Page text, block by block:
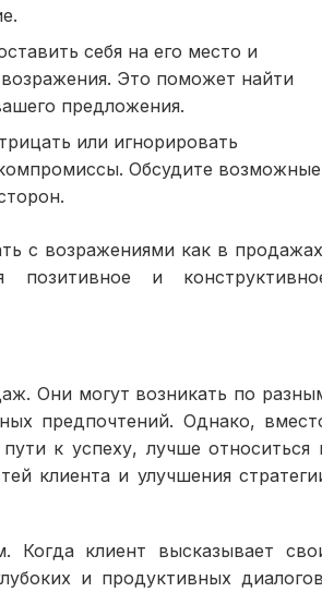
себя на его место и
Это поможет найти
предложения.
или игнорировать
Обсудите возможные
с возражениями как в
и
Они могут возникать по
предпочтений. Однако,
к успеху, лучше относиться
клиента и улучшения
Когда клиент высказывает
и продуктивных